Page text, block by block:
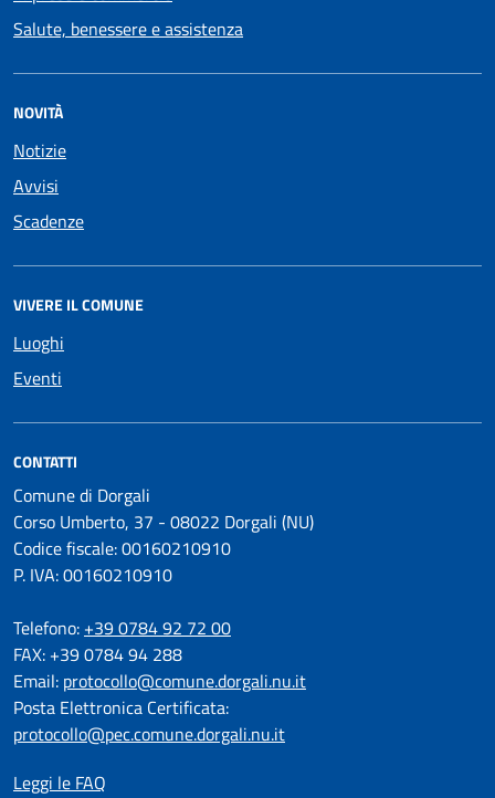
Salute, benessere e assistenza
NOVITÀ
Notizie
Avvisi
Scadenze
VIVERE IL COMUNE
Luoghi
Eventi
CONTATTI
Comune di Dorgali
Corso Umberto, 37 - 08022 Dorgali (NU)
Codice fiscale: 00160210910
P. IVA: 00160210910
Telefono: +39 0784 92 72 00
FAX: +39 0784 94 288
Email: protocollo@comune.dorgali.nu.it
Posta Elettronica Certificata:
protocollo@pec.comune.dorgali.nu.it
Leggi le FAQ